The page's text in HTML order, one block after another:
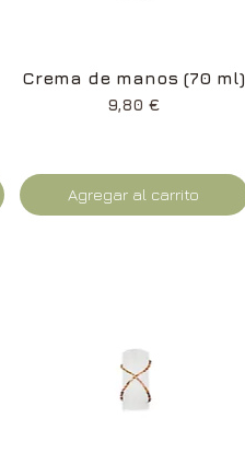
Vista rápida
Crema de manos (70 ml)
Precio
9,80 €
Agregar al carrito